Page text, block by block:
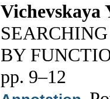
Vichevskaya
BY
pp. 9–12